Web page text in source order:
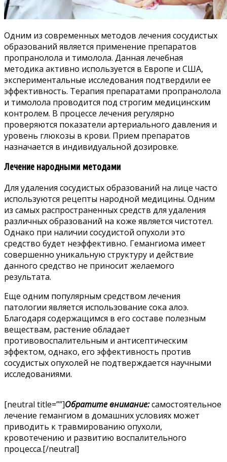
Одним из современных методов лечения сосудистых
образований является применение препаратов
пропранолола и тимолола. Данная лечебная
методика активно используется в Европе и США,
экспериментальные исследования подтвердили ее
эффективность. Терапия препаратами пропранолола
и тимолола проводится под строгим медицинским
контролем. В процессе лечения регулярно
проверяются показатели артериального давления и
уровень глюкозы в крови. Прием препаратов
назначается в индивидуальной дозировке.
Лечение народными методами
Для удаления сосудистых образований на лице часто
используются рецепты народной медицины. Одним
из самых распространенных средств для удаления
различных образований на коже является чистотел.
Однако при наличии сосудистой опухоли это
средство будет неэффективно. Гемангиома имеет
совершенно уникальную структуру и действие
данного средство не приносит желаемого
результата.
Еще одним популярным средством лечения
патологии является использование сока алоэ.
Благодаря содержащимся в его составе полезным
веществам, растение обладает
противовоспалительным и антисептическим
эффектом, однако, его эффективность против
сосудистых опухолей не подтверждается научными
исследованиями.
[neutral title=””]Обратите внимание:самостоятельное
лечение гемангиом в домашних условиях может
приводить к травмированию опухоли,
кровотечению и развитию воспалительного
процесса.[/neutral]